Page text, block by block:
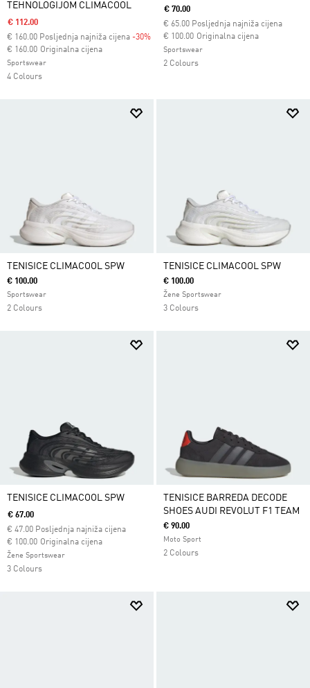
TEHNOLOGIJOM CLIMACOOL
€ 112.00
€ 160.00 Posljednja najniža cijena -30%
Originalna cijena
Cijena umanjena od
€ 160.00za
Sportswear
4 Colours
€ 70.00
€ 65.00 Posljednja najniža cijena
Originalna cijena
Cijena umanjena od
€ 100.00za
Sportswear
2 Colours
TENISICE CLIMACOOL SPW
€ 100.00
Sportswear
2 Colours
TENISICE CLIMACOOL SPW
€ 100.00
Žene Sportswear
3 Colours
TENISICE CLIMACOOL SPW
€ 67.00
€ 47.00 Posljednja najniža cijena
Originalna cijena
Cijena umanjena od
€ 100.00za
Žene Sportswear
3 Colours
TENISICE BARREDA DECODE
SHOES AUDI REVOLUT F1 TEAM
€ 90.00
Moto Sport
2 Colours